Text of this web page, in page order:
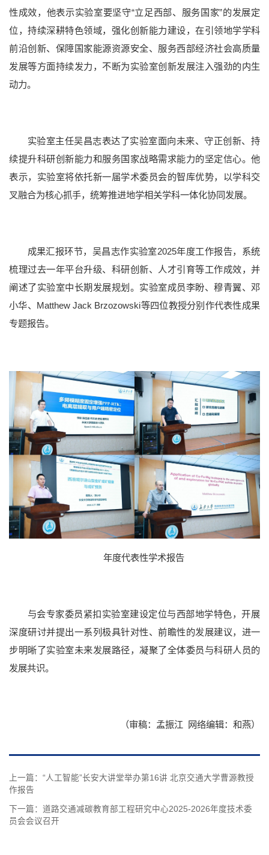
档案资料 网络服务 后勤保障 医疗服务
仪器共享
附属学校
性成效，他表示实验室要坚守“立足西部、服务国家”的发展定
位，持续深耕特色领域，强化创新能力建设，在引领地学学科
前沿创新、保障国家能源资源安全、服务西部经济社会高质量
发展等方面持续发力，不断为实验室创新发展注入强劲的内生
动力。
实验室主任吴昌志表达了实验室面向未来、守正创新、持
续提升科研创新能力和服务国家战略需求能力的坚定信心。他
表示，实验室将依托新一届学术委员会的智库优势，以学科交
叉融合为核心抓手，统筹推进地学相关学科一体化协同发展。
成果汇报环节，吴昌志作实验室2025年度工作报告，系统
梳理过去一年平台升级、科研创新、人才引育等工作成效，并
阐述了实验室中长期发展规划。实验室成员李盼、穆青翼、邓
小华、Matthew Jack Brzozowski等四位教授分别作代表性成果
专题报告。
年度代表性学术报告
与会专家委员紧扣实验室建设定位与西部地学特色，开展
深度研讨并提出一系列极具针对性、前瞻性的发展建议，进一
步明晰了实验室未来发展路径，凝聚了全体委员与科研人员的
发展共识。
（审稿：孟振江 网络编辑：和燕）
上一篇： “人工智能”长安大讲堂举办第16讲 北京交通大学曹源教授
作报告
下一篇： 道路交通减碳教育部工程研究中心2025-2026年度技术委
员会会议召开